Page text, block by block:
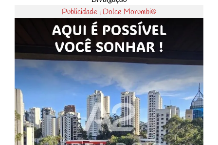
Publicidade | Dolce Morumbi®